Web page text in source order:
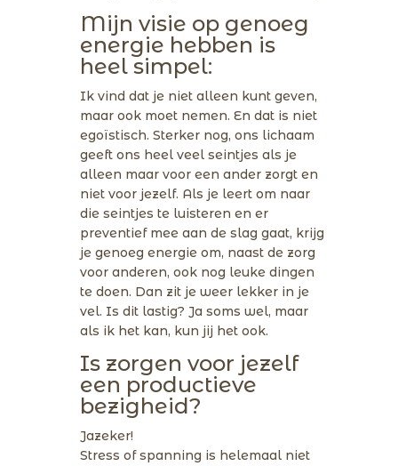
Mijn visie op genoeg
energie hebben is
heel simpel:
Ik vind dat je niet alleen kunt geven,
maar ook moet nemen. En dat is niet
egoïstisch. Sterker nog, ons lichaam
geeft ons heel veel seintjes als je
alleen maar voor een ander zorgt en
niet voor jezelf. Als je leert om naar
die seintjes te luisteren en er
preventief mee aan de slag gaat, krijg
je genoeg energie om, naast de zorg
voor anderen, ook nog leuke dingen
te doen. Dan zit je weer lekker in je
vel. Is dit lastig? Ja soms wel, maar
als ik het kan, kun jij het ook.
Is zorgen voor jezelf
een productieve
bezigheid?
Jazeker!
Stress of spanning is helemaal niet